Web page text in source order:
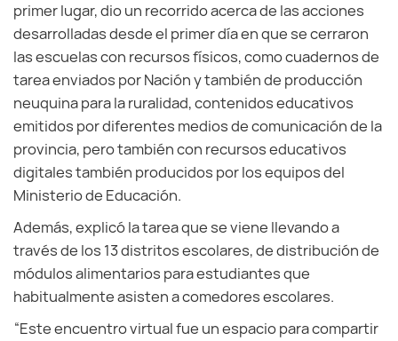
primer lugar, dio un recorrido acerca de las acciones
desarrolladas desde el primer día en que se cerraron
las escuelas con recursos físicos, como cuadernos de
tarea enviados por Nación y también de producción
neuquina para la ruralidad, contenidos educativos
emitidos por diferentes medios de comunicación de la
provincia, pero también con recursos educativos
digitales también producidos por los equipos del
Ministerio de Educación.
Además, explicó la tarea que se viene llevando a
través de los 13 distritos escolares, de distribución de
módulos alimentarios para estudiantes que
habitualmente asisten a comedores escolares.
“Este encuentro virtual fue un espacio para compartir